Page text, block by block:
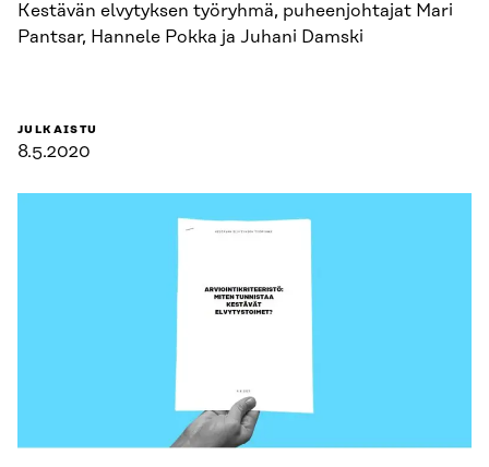
Kestävän elvytyksen työryhmä, puheenjohtajat Mari
Pantsar, Hannele Pokka ja Juhani Damski
JULKAISTU
8.5.2020